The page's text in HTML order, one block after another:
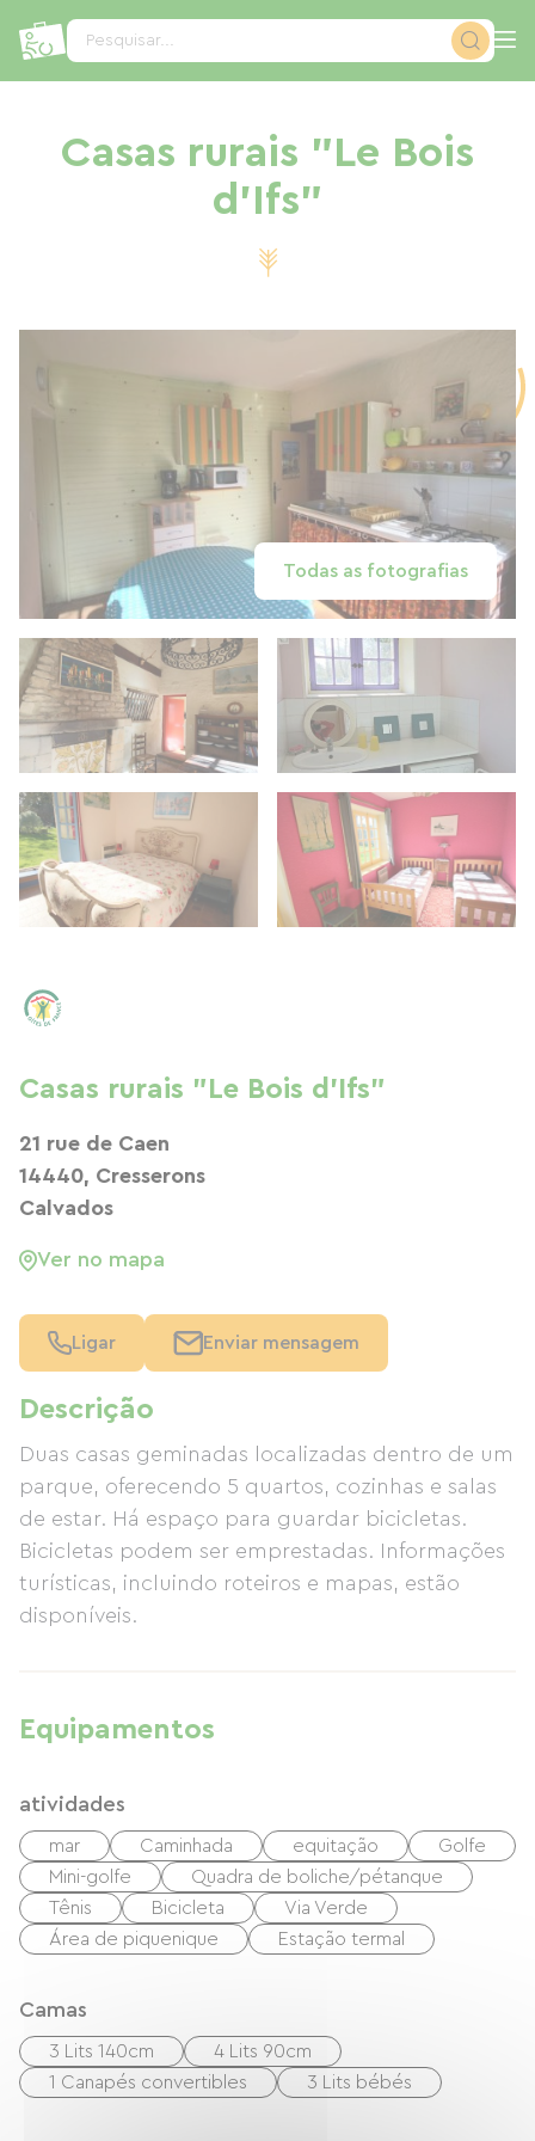
Pesquisar...
Casas rurais "Le Bois
d'Ifs"
Todas as fotografias
Descrição
Duas casas geminadas localizadas dentro de um
parque, oferecendo 5 quartos, cozinhas e salas
de estar. Há espaço para guardar bicicletas.
Bicicletas podem ser emprestadas. Informações
turísticas, incluindo roteiros e mapas, estão
disponíveis.
Equipamentos
atividades
mar Caminhada equitação
Golfe
Mini-golfe
Quadra de boliche/pétanque
Tênis
Bicicleta
Via Verde
Área de piquenique
Estação termal
Camas
3 Lits 140cm
4 Lits 90cm
1 Canapés convertibles
3 Lits bébés
Casas rurais "Le Bois d'Ifs"
21 rue de Caen
14440, Cresserons
Calvados
Ver no mapa
Ligar Enviar mensagem
Painel de Gerenciamento de Cookies